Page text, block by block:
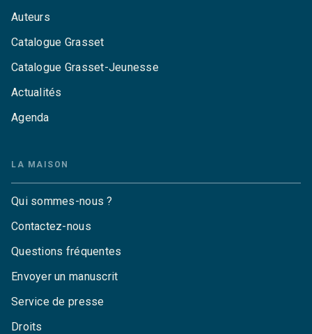
Auteurs
Catalogue Grasset
Catalogue Grasset-Jeunesse
Actualités
Agenda
LA MAISON
Qui sommes-nous ?
Contactez-nous
Questions fréquentes
Envoyer un manuscrit
Service de presse
Droits